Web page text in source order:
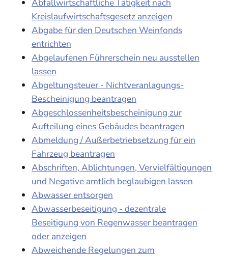
Abfallwirtschaftliche Tätigkeit nach
Kreislaufwirtschaftsgesetz anzeigen
Abgabe für den Deutschen Weinfonds
entrichten
Abgelaufenen Führerschein neu ausstellen
lassen
Abgeltungsteuer - Nichtveranlagungs-
Bescheinigung beantragen
Abgeschlossenheitsbescheinigung zur
Aufteilung eines Gebäudes beantragen
Abmeldung / Außerbetriebsetzung für ein
Fahrzeug beantragen
Abschriften, Ablichtungen, Vervielfältigungen
und Negative amtlich beglaubigen lassen
Abwasser entsorgen
Abwasserbeseitigung - dezentrale
Beseitigung von Regenwasser beantragen
oder anzeigen
Abweichende Regelungen zum